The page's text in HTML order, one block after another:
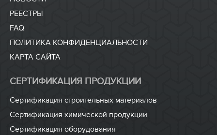
РЕЕСТРЫ
FAQ
ПОЛИТИКА КОНФИДЕНЦИАЛЬНОСТИ
КАРТА САЙТА
СЕРТИФИКАЦИЯ ПРОДУКЦИИ
Сертификация строительных материалов
Сертификация химической продукции
Сертификация оборудования